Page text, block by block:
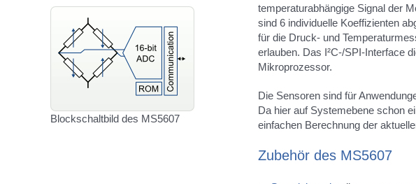
Blockschaltbild des MS5607
temperaturabhängige Signal der
sind 6 individuelle Koeffizienten
für die Druck- und
erlauben. Das I²C-/SPI-Interface
Mikroprozessor.
Die Sensoren sind für
Da hier auf Systemebene schon
einfachen Berechnung der
Zubehör des MS5607